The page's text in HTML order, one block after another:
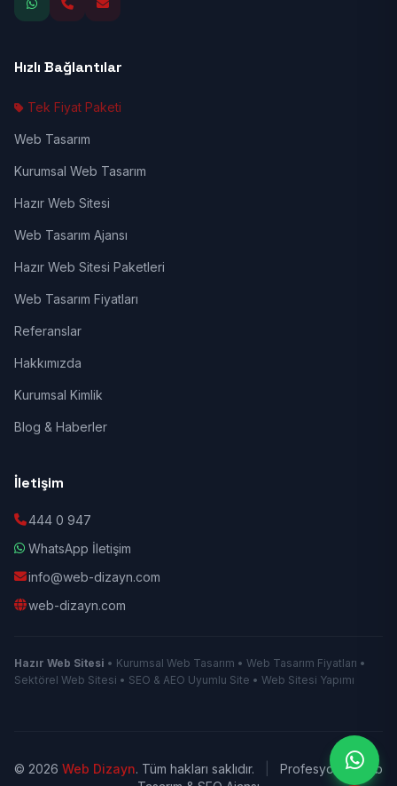
Hızlı Bağlantılar
Tek Fiyat Paketi
Web Tasarım
Kurumsal Web Tasarım
Hazır Web Sitesi
Web Tasarım Ajansı
Hazır Web Sitesi Paketleri
Web Tasarım Fiyatları
Referanslar
Hakkımızda
Kurumsal Kimlik
Blog & Haberler
İletişim
444 0 947
WhatsApp İletişim
info@web-dizayn.com
web-dizayn.com
Hazır Web Sitesi • Kurumsal Web Tasarım • Web Tasarım Fiyatları •
Sektörel Web Sitesi • SEO & AEO Uyumlu Site • Web Sitesi Yapımı
© 2026 Web Dizayn. Tüm hakları saklıdır.
Profesyonel Web